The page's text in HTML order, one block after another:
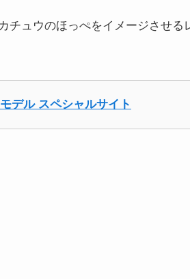
チュウのほっぺをイメージさせる
デル スペシャルサイト